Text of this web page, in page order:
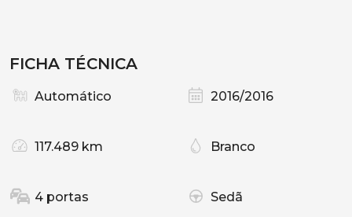
FICHA TÉCNICA
Automático 2016/2016
117.489 km Branco
4 portas Sedã